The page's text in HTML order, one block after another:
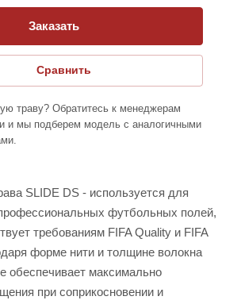
Заказать
Сравнить
траву? Обратитесь к менеджерам
и мы подберем модель с аналогичными
SLIDE DS - используется для
футбольных полей,
требованиям FIFA Quality и FIFA
форме нити и толщине волокна
обеспечивает максимально
при соприкосновении и